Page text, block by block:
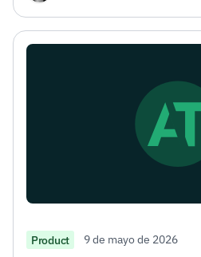
Product 9 de mayo de 2026